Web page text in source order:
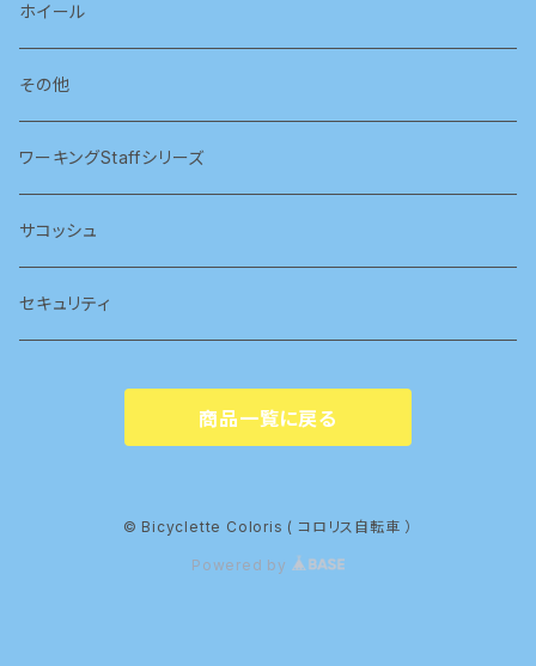
ホイール
その他
ワーキングStaffシリーズ
サコッシュ
セキュリティ
商品一覧に戻る
© Bicyclette Coloris ( コロリス自転車 ）
Powered by